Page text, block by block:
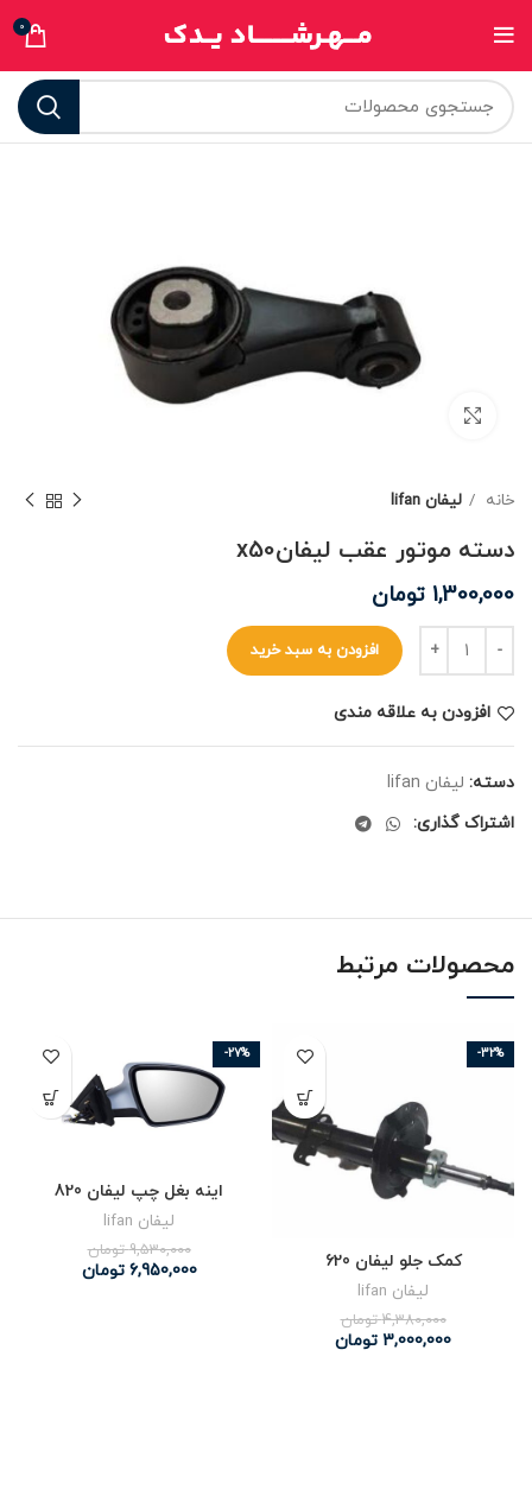
0
خانه لیفان lifan
دسته موتور عقب لیفانx50
1,300,000 تومان
افزودن به سبد خرید
افزودن به علاقه مندی
دسته: لیفان lifan
اشتراک گذاری:
محصولات مرتبط
-32%
کمک جلو لیفان 620
لیفان lifan
4,380,000 تومان
3,000,000 تومان
-27%
اینه بغل چپ لیفان 820
لیفان lifan
9,530,000 تومان
6,950,000 تومان